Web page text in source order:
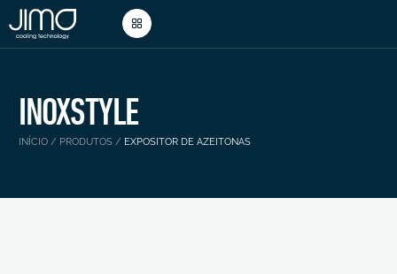
INOXSTYLE
INÍCIO / PRODUTOS / EXPOSITOR DE AZEITONAS